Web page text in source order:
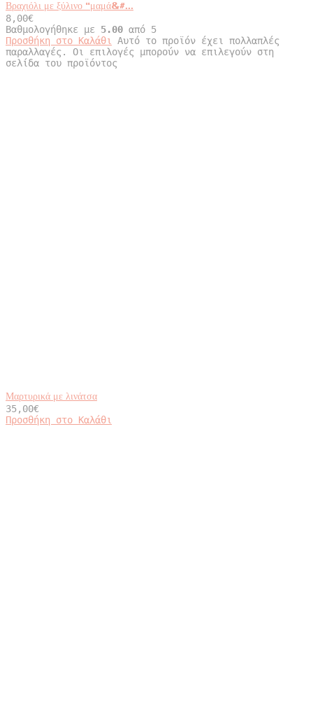
Βραχιόλι με ξύλινο “μαμά&#...
8,00€
Βαθμολογήθηκε με 5.00 από 5
Προσθήκη στο Καλάθι Αυτό το προϊόν έχει πολλαπλές
παραλλαγές. Οι επιλογές μπορούν να επιλεγούν στη
σελίδα του προϊόντος
Μαρτυρικά με λινάτσα
35,00€
Προσθήκη στο Καλάθι